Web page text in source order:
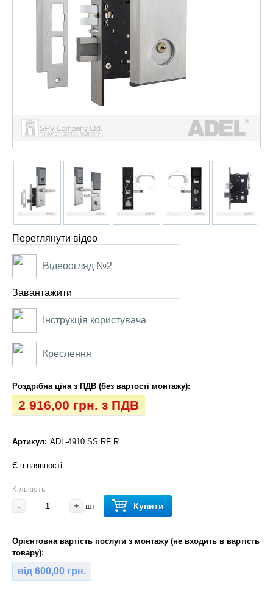
Переглянути відео
Відеоогляд №2
Завантажити
Інструкція користувача
Креслення
Роздрібна ціна з ПДВ (без вартості монтажу):
2 916,00 грн. з ПДВ
Артикул: ADL-4910 SS RF R
Є в наявності
Кількість
- + шт Купити
Орієнтовна вартість послуги з монтажу (не входить в вартість
товару):
від 600,00 грн.